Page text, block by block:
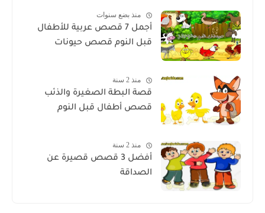
منذ بضع سنوات
أجمل 7 قصص عربية للأطفال
قبل النوم قصص حيونات
منذ 2 سنة
قصة البطة الصغيرة والذئب
قصص أطفال قبل النوم
منذ 2 سنة
أفضل 3 قصص قصيرة عن
الصداقة